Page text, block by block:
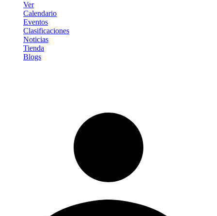
Ver
Calendario
Eventos
Clasificaciones
Noticias
Tienda
Blogs